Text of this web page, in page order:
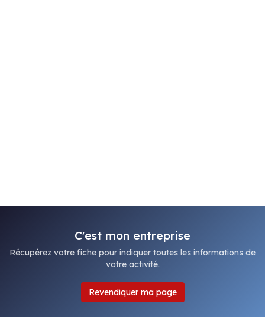
C'est mon entreprise
Récupérez votre fiche pour indiquer toutes les informations de
votre activité.
Revendiquer ma page